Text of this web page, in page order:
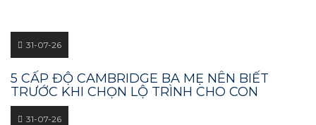
31-07-26
5 CẤP ĐỘ CAMBRIDGE BA MẸ NÊN BIẾT
TRƯỚC KHI CHỌN LỘ TRÌNH CHO CON
31-07-26